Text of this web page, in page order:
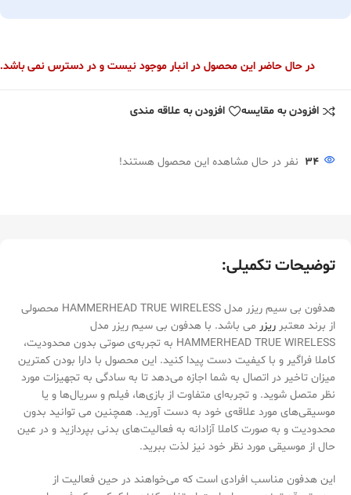
در حال حاضر این محصول در انبار موجود نیست و در دسترس نمی باشد.
افزودن به مقایسه افزودن به علاقه مندی
34 نفر در حال مشاهده این محصول هستند!
توضیحات تکمیلی:
هدفون بی سیم ریزر مدل HAMMERHEAD TRUE WIRELESS محصولی
از برند معتبر ریزر می باشد. با هدفون بی سیم ریزر مدل
HAMMERHEAD TRUE WIRELESS به تجربه‌ی صوتی بدون محدودیت،
کاملا فراگیر و با کیفیت دست پیدا کنید. این محصول با دارا بودن کمترین
میزان تاخیر در اتصال به شما اجازه می‌دهد تا به سادگی به تجهیزات مورد
نظر متصل شوید. و تجربه‌ای متفاوت از بازی‌ها، فیلم ‌و سریال‌ها و یا
موسیقی‌های مورد علاقه‌ی خود به دست آورید. همچنین می توانید بدون
محدودیت و به صورت کاملا آزادانه به فعالیت‌های بدنی بپردازید و در عین
حال از موسیقی مورد نظر خود نیز لذت ببرید.
این هدفون مناسب افرادی است که می‌خواهند در حین فعالیت از